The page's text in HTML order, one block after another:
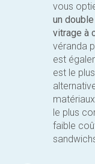
vous
un
vitrage à
véranda
est
est le
le plus
faible